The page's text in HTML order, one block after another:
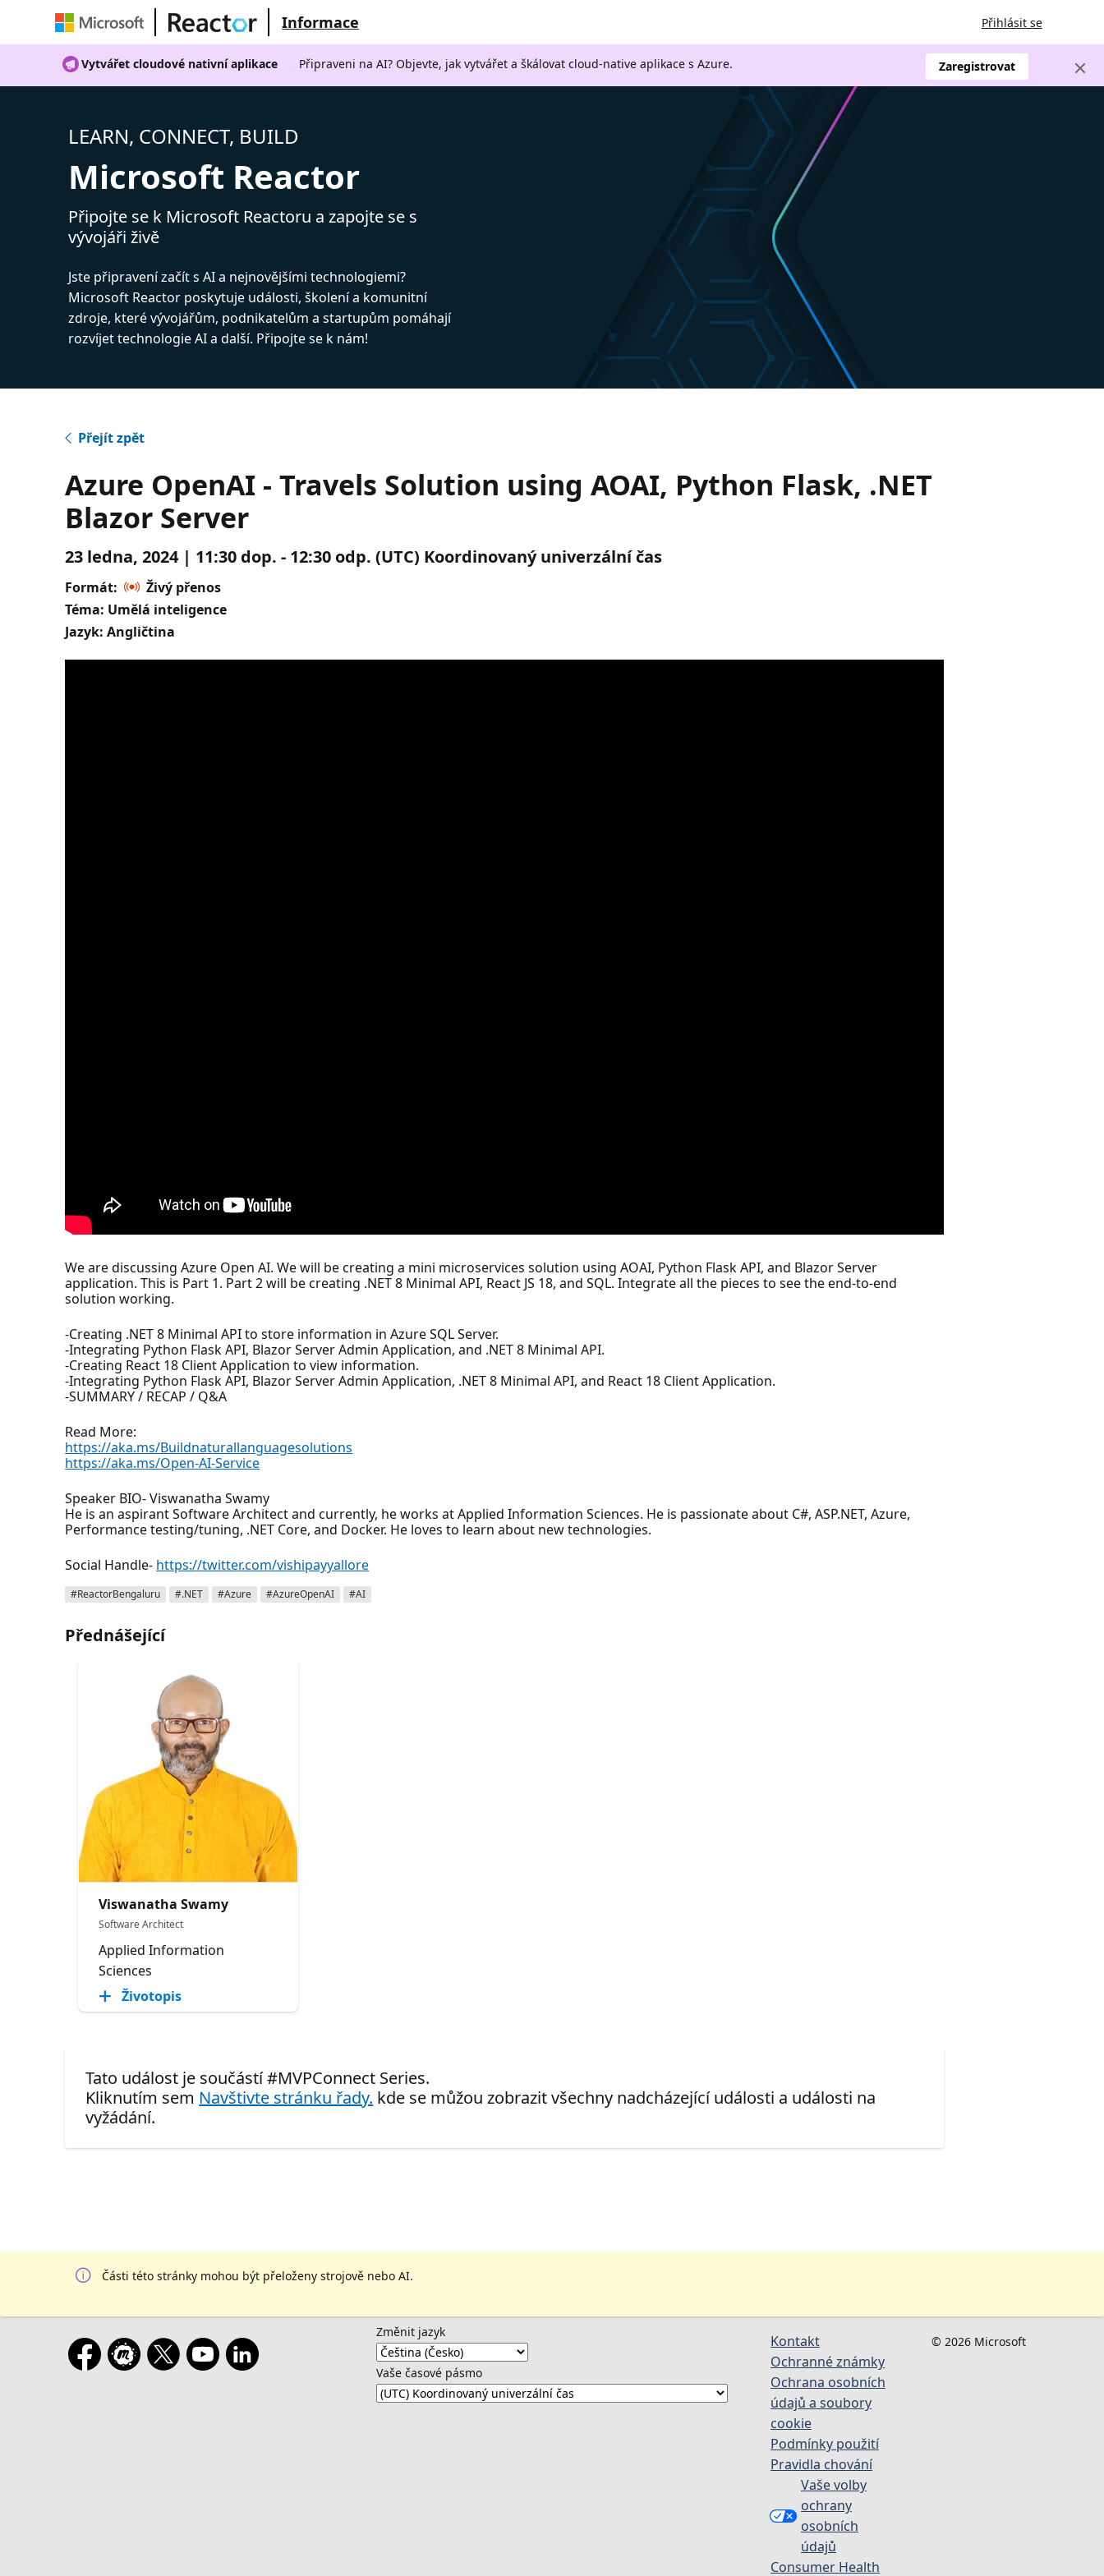
Informace Přihlásit se
Vytvářet cloudové nativní aplikace Připraveni na AI? Objevte, jak vytvářet a škálovat cloud-native aplikace s Azure. Zaregistrovat
LEARN, CONNECT, BUILD
Microsoft Reactor
Připojte se k Microsoft Reactoru a zapojte se s
vývojáři živě
Jste připravení začít s AI a nejnovějšími technologiemi?
Microsoft Reactor poskytuje události, školení a komunitní
zdroje, které vývojářům, podnikatelům a startupům pomáhají
rozvíjet technologie AI a další. Připojte se k nám!
Přejít zpět
Azure OpenAI - Travels Solution using AOAI, Python Flask, .NET
Blazor Server
23 ledna, 2024 | 11:30 dop. - 12:30 odp. (UTC) Koordinovaný univerzální čas
Formát:
Živý přenos
Téma: Umělá inteligence
Jazyk: Angličtina
We are discussing Azure Open AI. We will be creating a mini microservices solution using AOAI, Python Flask API, and Blazor Server
application. This is Part 1. Part 2 will be creating .NET 8 Minimal API, React JS 18, and SQL. Integrate all the pieces to see the end-to-end
solution working.
-Creating .NET 8 Minimal API to store information in Azure SQL Server.
-Integrating Python Flask API, Blazor Server Admin Application, and .NET 8 Minimal API.
-Creating React 18 Client Application to view information.
-Integrating Python Flask API, Blazor Server Admin Application, .NET 8 Minimal API, and React 18 Client Application.
-SUMMARY / RECAP / Q&A
Read More:
https://aka.ms/Buildnaturallanguagesolutions
https://aka.ms/Open-AI-Service
Speaker BIO- Viswanatha Swamy
He is an aspirant Software Architect and currently, he works at Applied Information Sciences. He is passionate about C#, ASP.NET, Azure,
Performance testing/tuning, .NET Core, and Docker. He loves to learn about new technologies.
Social Handle- https://twitter.com/vishipayyallore
#ReactorBengaluru #.NET #Azure #AzureOpenAI #AI
Přednášející
Viswanatha Swamy
Software Architect
Applied Information
Sciences
Životopis
Tato událost je součástí #MVPConnect Series.
Kliknutím sem Navštivte stránku řady. kde se můžou zobrazit všechny nadcházející události a události na
vyžádání.
Části této stránky mohou být přeloženy strojově nebo AI.
Změnit jazyk
Vaše časové pásmo
Kontakt
Ochranné známky
Ochrana osobních
údajů a soubory
cookie
Podmínky použití
Pravidla chování
Vaše volby
ochrany
osobních
údajů
Consumer Health
© 2026 Microsoft